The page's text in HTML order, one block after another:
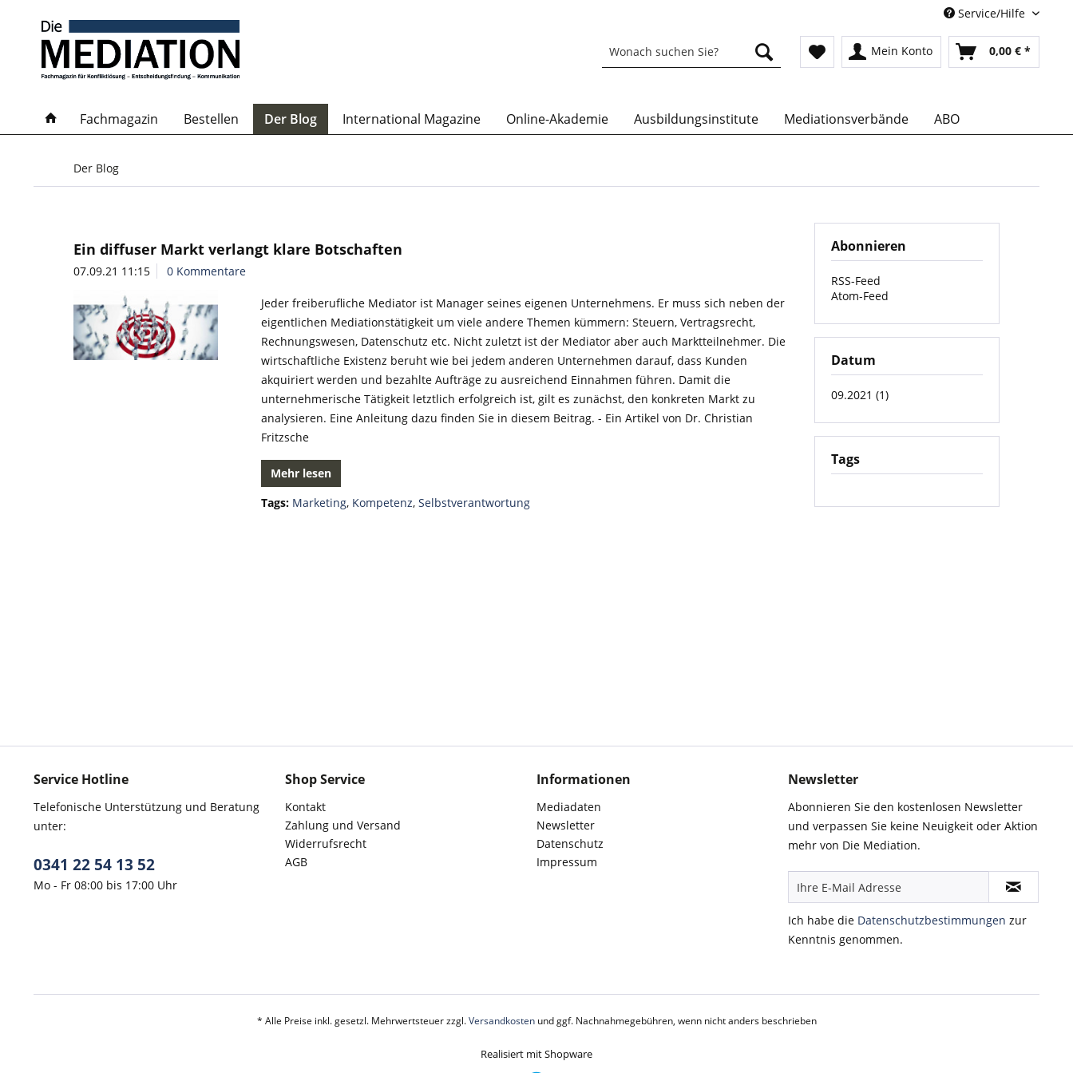
Service/Hilfe
Mein Konto 0,00 € *
Fachmagazin Bestellen Der Blog International Magazine Online-Akademie Ausbildungsinstitute Mediationsverbände ABO
Der Blog
Abonnieren
RSS-Feed
Atom-Feed
Datum
09.2021 (1)
Tags
Ein diffuser Markt verlangt klare Botschaften
07.09.21 11:15 0 Kommentare
Jeder freiberufliche Mediator ist Manager seines eigenen Unternehmens. Er muss sich neben der
eigentlichen Mediationstätigkeit um viele andere Themen kümmern: Steuern, Vertragsrecht,
Rechnungswesen, Datenschutz etc. Nicht zuletzt ist der Mediator aber auch Marktteilnehmer. Die
wirtschaftliche Existenz beruht wie bei jedem anderen Unternehmen darauf, dass Kunden
akquiriert werden und bezahlte Aufträge zu ausreichend Einnahmen führen. Damit die
unternehmerische Tätigkeit letztlich erfolgreich ist, gilt es zunächst, den konkreten Markt zu
analysieren. Eine Anleitung dazu finden Sie in diesem Beitrag. - Ein Artikel von Dr. Christian
Fritzsche
Mehr lesen
Tags: Marketing, Kompetenz,Selbstverantwortung
Service Hotline
Telefonische Unterstützung und Beratung
unter:
0341 22 54 13 52
Mo - Fr 08:00 bis 17:00 Uhr
Shop Service
Kontakt
Zahlung und Versand
Widerrufsrecht
AGB
Informationen
Mediadaten
Newsletter
Datenschutz
Impressum
Newsletter
Abonnieren Sie den kostenlosen Newsletter
und verpassen Sie keine Neuigkeit oder Aktion
mehr von Die Mediation.
Ich habe die Datenschutzbestimmungen zur
Kenntnis genommen.
* Alle Preise inkl. gesetzl. Mehrwertsteuer zzgl.Versandkostenund ggf. Nachnahmegebühren, wenn nicht anders beschrieben
Realisiert mit Shopware